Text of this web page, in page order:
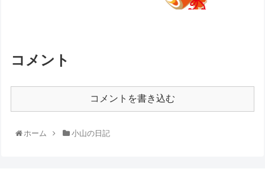
コメント
コメントを書き込む
ホーム 小山の日記